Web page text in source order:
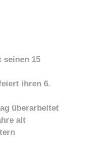
seinen 15
ihren 6.
überarbeitet
alt